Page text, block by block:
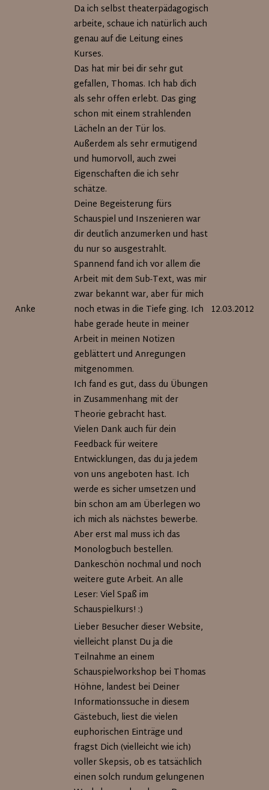
Anke
Da ich selbst theaterpädagogisch
arbeite, schaue ich natürlich auch
genau auf die Leitung eines
Kurses.
Das hat mir bei dir sehr gut
gefallen, Thomas. Ich hab dich
als sehr offen erlebt. Das ging
schon mit einem strahlenden
Lächeln an der Tür los.
Außerdem als sehr ermutigend
und humorvoll, auch zwei
Eigenschaften die ich sehr
schätze.
Deine Begeisterung fürs
Schauspiel und Inszenieren war
dir deutlich anzumerken und hast
du nur so ausgestrahlt.
Spannend fand ich vor allem die
Arbeit mit dem Sub-Text, was mir
zwar bekannt war, aber für mich
noch etwas in die Tiefe ging. Ich
habe gerade heute in meiner
Arbeit in meinen Notizen
geblättert und Anregungen
mitgenommen.
Ich fand es gut, dass du Übungen
in Zusammenhang mit der
Theorie gebracht hast.
Vielen Dank auch für dein
Feedback für weitere
Entwicklungen, das du ja jedem
von uns angeboten hast. Ich
werde es sicher umsetzen und
bin schon am am Überlegen wo
ich mich als nächstes bewerbe.
Aber erst mal muss ich das
Monologbuch bestellen.
Dankeschön nochmal und noch
weitere gute Arbeit. An alle
Leser: Viel Spaß im
Schauspielkurs! :)
12.03.2012
Lieber Besucher dieser Website,
vielleicht planst Du ja die
Teilnahme an einem
Schauspielworkshop bei Thomas
Höhne, landest bei Deiner
Informationssuche in diesem
Gästebuch, liest die vielen
euphorischen Einträge und
fragst Dich (vielleicht wie ich)
voller Skepsis, ob es tatsächlich
einen solch rundum gelungenen